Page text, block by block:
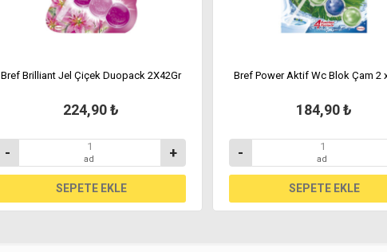
Bref Brilliant Jel Çiçek Duopack 2X42Gr
224,90 ₺
- ad +
Bref Power Aktif Wc Blok Çam 2
184,90 ₺
- ad